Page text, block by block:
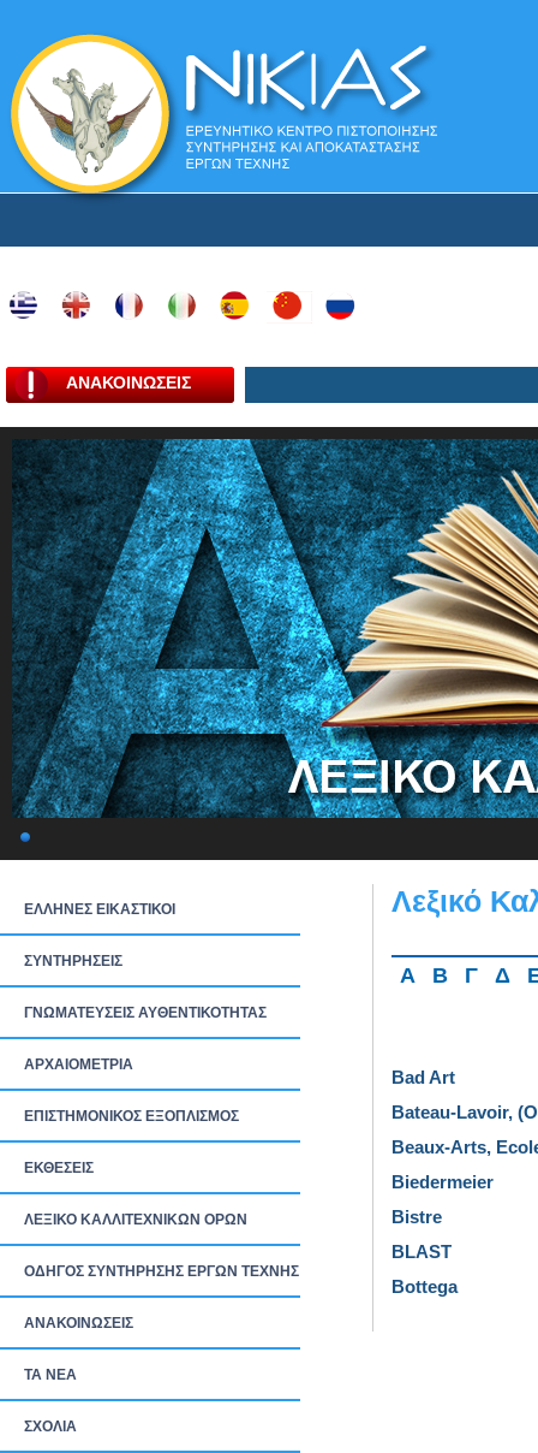
ΑΝΑΚΟΙΝΩΣΕΙΣ
ΕΛΛΗΝΕΣ ΕΙΚΑΣΤΙΚΟΙ
ΣΥΝΤΗΡΗΣΕΙΣ
ΓΝΩΜΑΤΕΥΣΕΙΣ ΑΥΘΕΝΤΙΚΟΤΗΤΑΣ
ΑΡΧΑΙΟΜΕΤΡΙΑ
ΕΠΙΣΤΗΜΟΝΙΚΟΣ ΕΞΟΠΛΙΣΜΟΣ
ΕΚΘΕΣΕΙΣ
ΛΕΞΙΚΟ ΚΑΛΛΙΤΕΧΝΙΚΩΝ ΟΡΩΝ
ΟΔΗΓΟΣ ΣΥΝΤΗΡΗΣΗΣ ΕΡΓΩΝ ΤΕΧΝΗΣ
ΑΝΑΚΟΙΝΩΣΕΙΣ
ΤΑ ΝEΑ
ΣΧΟΛΙΑ
Λεξικό
Α Β Γ Δ
Bad Art
Bateau-Lavoir,
Beaux-Arts,
Biedermeier
Bistre
BLAST
Bottega